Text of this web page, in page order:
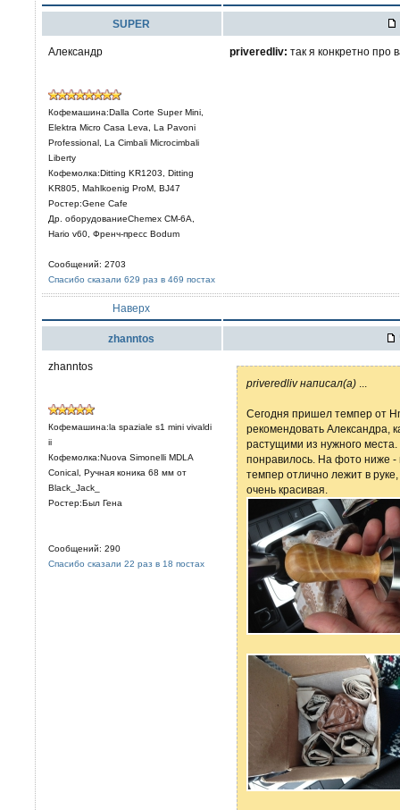
SUPER
Александр
Кофемашина:Dalla Corte Super Mini,
Elektra Micro Casa Leva, La Pavoni
Professional, La Cimbali Microcimbali
Liberty
Кофемолка:Ditting KR1203, Ditting
KR805, Mahlkoenig ProM, BJ47
Ростер:Gene Cafe
Др. оборудованиеChemex CM-6A,
Hario v60, Френч-пресс Bodum
Сообщений: 2703
Спасибо сказали 629 раз в 469 постах
priveredliv: так я конкретно про
Наверх
zhanntos
zhanntos
Кофемашина:la spaziale s1 mini vivaldi
ii
Кофемолка:Nuova Simonelli MDLA
Conical, Ручная коника 68 мм от
Black_Jack_
Ростер:Был Гена
Сообщений: 290
Спасибо сказали 22 раз в 18 постах
priveredliv написал(а)
Сегодня пришел темпер от
рекомендовать Александра,
растущими из нужного
понравилось. На фото ниже -
темпер отлично лежит в
очень красивая.